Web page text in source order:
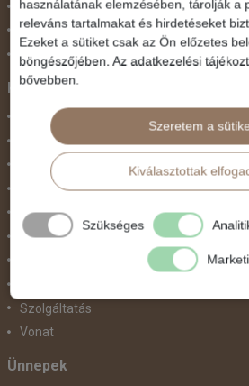
Nyugat-Afrika
Nyugat-Európa
Világ körüli körutazás
Közlekedés
Busszal
busz+hajó
Egyénileg
Fly & Drive
Hajó
repülő+busz
Szolgáltatás
Vonat
Ünnepek
használatának elemzésében, tárolják a
releváns tartalmakat és hirdetéseket
Ezeket a sütiket csak az Ön előzetes
böngészőjében. Az adatkezelési
bővebben.
Szeretem a
Kiválasztottak
Szükséges